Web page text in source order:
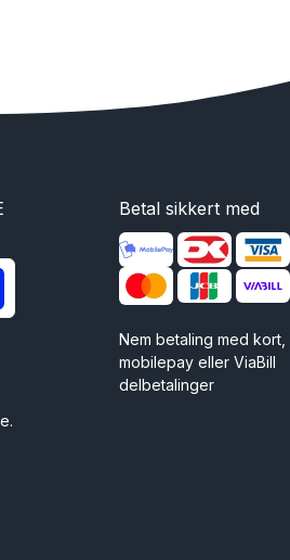
Betal sikkert med
Nem betaling med kort,
mobilepay eller ViaBill
delbetalinger